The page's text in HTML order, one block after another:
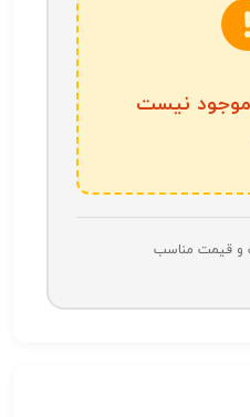
نیست
و قیمت مناسب